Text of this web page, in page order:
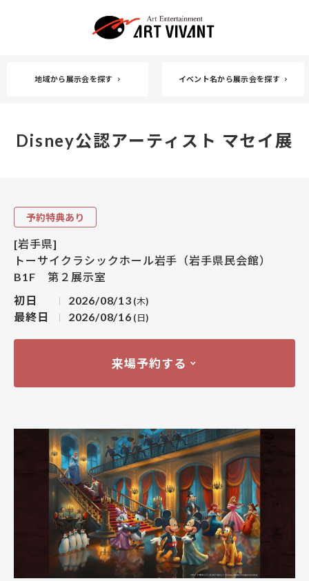
地域から展示会を探す イベント名から展示会を探す
Disney公認アーティスト マセイ展
予約特典あり
[岩手県]
トーサイクラシックホール岩手（岩手県民会館）
B1F 第２展示室
初日
2026/08/13 (木)
最終日 2026/08/16 (日)
来場予約する